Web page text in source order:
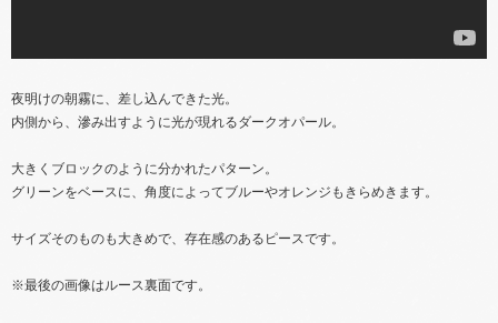
夜​明けの​朝霧に、​差し込ん​できた光。
内側から、​滲み出すように​光が​現れる​ダークオパール。
​大きく​ブロックのように​分かれた​パターン。
グリーンを​ベースに、​角度に​よって​ブルーや​オレンジも​きらめきます。
サイズ​その​ものも​大きめで、​存在感の​ある​ピースです。
※最後の​画像は​ルース裏面です。